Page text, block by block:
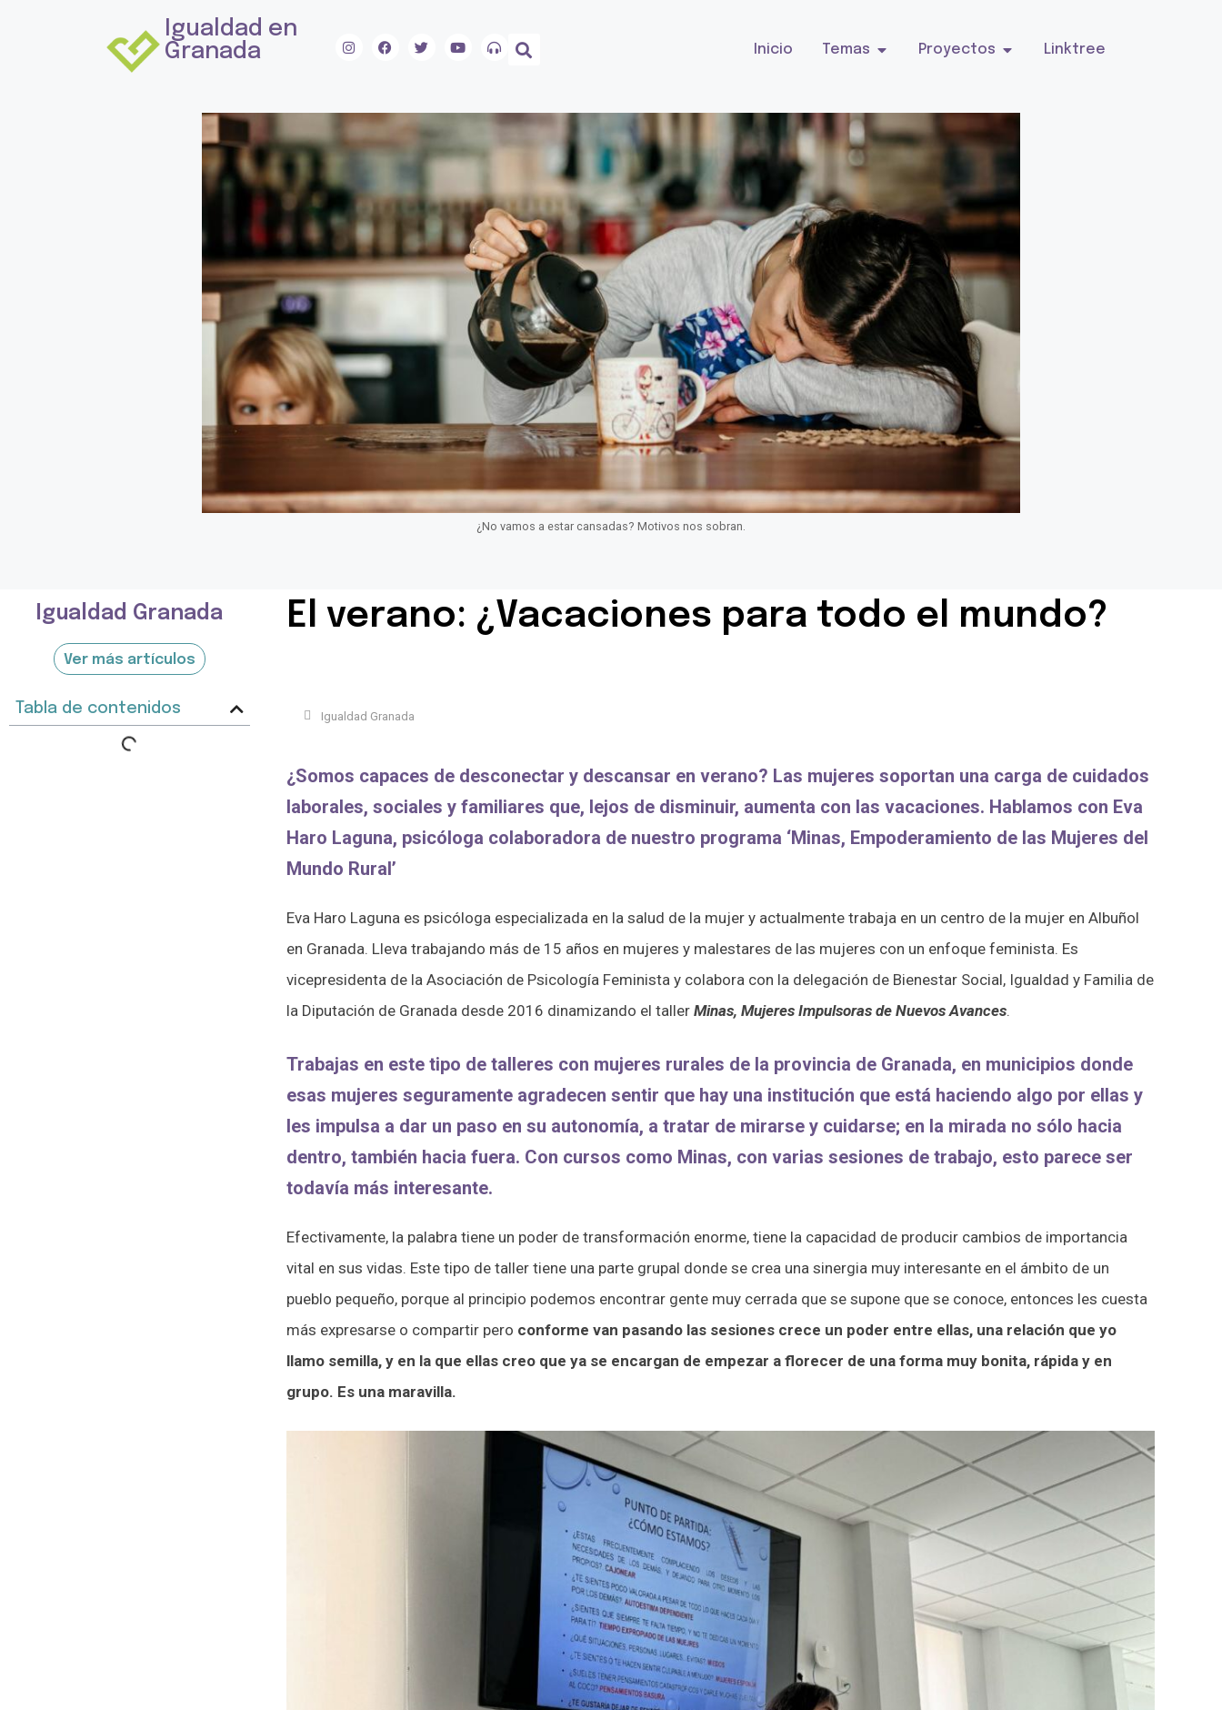
Igualdad en
Granada
Inicio Temas Proyectos Linktree
¿No vamos a estar cansadas? Motivos nos sobran.
Igualdad Granada
Ver más artículos
Tabla de contenidos
El verano: ¿Vacaciones para todo el mundo?
Igualdad Granada
¿Somos capaces de desconectar y descansar en verano? Las mujeres soportan una carga de cuidados
laborales, sociales y familiares que, lejos de disminuir, aumenta con las vacaciones. Hablamos con Eva
Haro Laguna, psicóloga colaboradora de nuestro programa ‘Minas, Empoderamiento de las Mujeres del
Mundo Rural’
Eva Haro Laguna es psicóloga especializada en la salud de la mujer y actualmente trabaja en un centro de la mujer en Albuñol
en Granada. Lleva trabajando más de 15 años en mujeres y malestares de las mujeres con un enfoque feminista. Es
vicepresidenta de la Asociación de Psicología Feminista y colabora con la delegación de Bienestar Social, Igualdad y Familia de
la Diputación de Granada desde 2016 dinamizando el tallerMinas, Mujeres Impulsoras de Nuevos Avances.
Trabajas en este tipo de talleres con mujeres rurales de la provincia de Granada, en municipios donde
esas mujeres seguramente agradecen sentir que hay una institución que está haciendo algo por ellas y
les impulsa a dar un paso en su autonomía, a tratar de mirarse y cuidarse; en la mirada no sólo hacia
dentro, también hacia fuera. Con cursos como Minas, con varias sesiones de trabajo, esto parece ser
todavía más interesante.
Efectivamente, la palabra tiene un poder de transformación enorme, tiene la capacidad de producir cambios de importancia
vital en sus vidas. Este tipo de taller tiene una parte grupal donde se crea una sinergia muy interesante en el ámbito de un
pueblo pequeño, porque al principio podemos encontrar gente muy cerrada que se supone que se conoce, entonces les cuesta
más expresarse o compartir pero conforme van pasando las sesiones crece un poder entre ellas, una relación que yo
llamo semilla, y en la que ellas creo que ya se encargan de empezar a florecer de una forma muy bonita, rápida y en
grupo. Es una maravilla.